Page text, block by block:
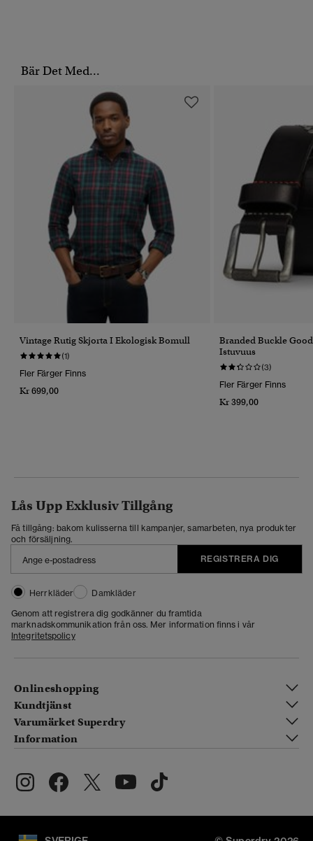
Bär Det Med...
Vintage Rutig Skjorta I Ekologisk Bomull
(1)
Fler Färger Finns
Kr 699,00
Branded Buckle
Istuvuus
(3)
Fler Färger Finns
Kr 399,00
Lås Upp Exklusiv Tillgång
Få tillgång: bakom kulisserna till kampanjer, samarbeten, nya produkter
och försäljning.
REGISTRERA DIG
Herrkläder
Damkläder
Genom att registrera dig godkänner du framtida
marknadskommunikation från oss. Mer information finns i vår
Integritetspolicy
Onlineshopping
Kundtjänst
Varumärket Superdry
Information